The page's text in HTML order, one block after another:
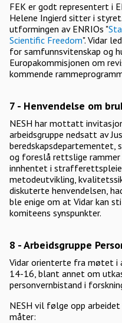
FEK er godt representert i
Helene Ingierd sitter i
utformingen av ENRIOs "
Scientific Freedom". Vidar
for samfunnsvitenskap og
Europakommisjonen om
kommende
7 - Henvendelse om
NESH har mottatt
arbeidsgruppe nedsatt av
beredskapsdepartementet,
og foreslå rettslige
innhentet i
metodeutvikling,
diskuterte henvendelsen,
ble enige om at Vidar kan
komiteens synspunkter.
8 - Arbeidsgruppe
Vidar orienterte fra møtet i
14-16, blant annet om
personvernbistand i
NESH vil følge opp
måter: